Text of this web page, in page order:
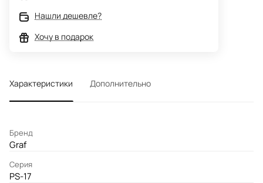
Нашли дешевле?
Хочу в подарок
Характеристики Дополнительно
Бренд
Graf
Серия
PS-17